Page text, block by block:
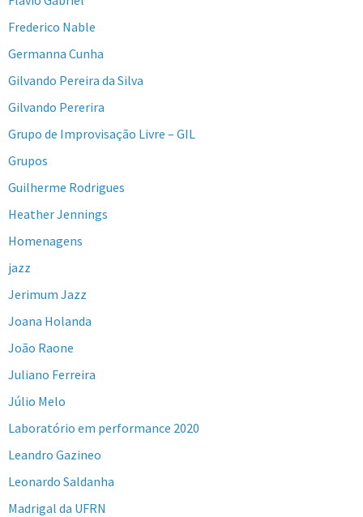
Frederico Nable
Germanna Cunha
Gilvando Pereira da Silva
Gilvando Pererira
Grupo de Improvisação Livre – GIL
Grupos
Guilherme Rodrigues
Heather Jennings
Homenagens
jazz
Jerimum Jazz
Joana Holanda
João Raone
Juliano Ferreira
Júlio Melo
Laboratório em performance 2020
Leandro Gazineo
Leonardo Saldanha
Madrigal da UFRN